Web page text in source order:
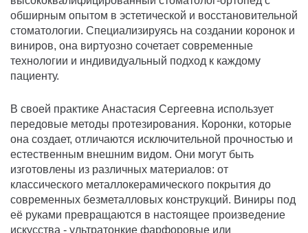
обширным опытом в эстетической и восстановительной
стоматологии. Специализируясь на создании коронок и
виниров, она виртуозно сочетает современные
технологии и индивидуальный подход к каждому
пациенту.
В своей практике Анастасия Сергеевна использует
передовые методы протезирования. Коронки, которые
она создает, отличаются исключительной прочностью и
естественным внешним видом. Они могут быть
изготовлены из различных материалов: от
классического металлокерамического покрытия до
современных безметалловых конструкций. Виниры под
её руками превращаются в настоящее произведение
искусства - ультратонкие фарфоровые или